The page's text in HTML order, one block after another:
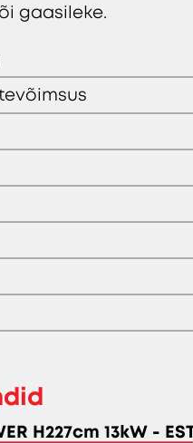
gaasileke.
H227cm 13kW -